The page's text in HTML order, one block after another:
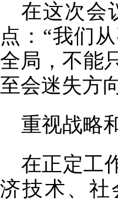
在这次会
点：“我们
全局，不能
至会迷失方
重视战略
在正定工
济技术、社